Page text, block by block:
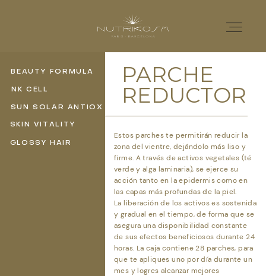
Home
Nutricosmética
Catálogo
Distribuidores
Quiénes somos
PARCHE
REDUCTOR
BEAUTY FORMULA
NK CELL
SUN SOLAR ANTIOX
Estos parches te permitirán reducir la
zona del vientre, dejándolo más liso y
firme. A través de activos vegetales (té
verde y alga laminaria), se ejerce su
acción tanto en la epidermis como en
las capas más profundas de la piel.
La liberación de los activos es sostenida
y gradual en el tiempo, de forma que se
asegura una disponibilidad constante
de sus efectos beneficiosos durante 24
horas. La caja contiene 28 parches, para
que te apliques uno por día durante un
mes y logres alcanzar mejores
SKIN VITALITY
GLOSSY HAIR